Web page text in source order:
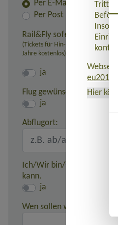
Per E-Mail
Per Post
Rail&Fly sofern möglich
(Tickets für Hin- und Rückfahrt
Jahre kostenlos)
ja
Flug gewünscht:
ja
Abflugort:
Ich/Wir bin/sind damit
kann.
ja
Wen sollen wir in einem
Tritt
eu2015-
Hier